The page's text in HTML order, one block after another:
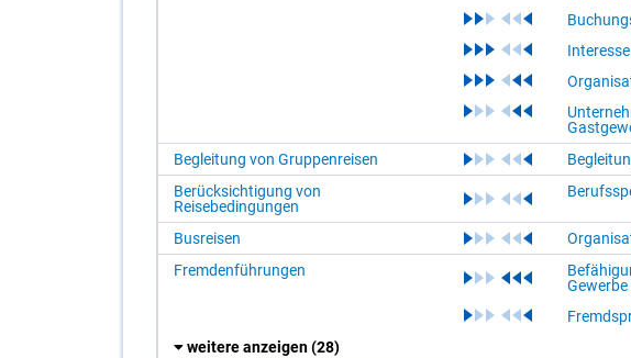
Begleitung von Gruppenreisen
Berücksichtigung von
Reisebedingungen
Busreisen
Fremdenführungen
weitere anzeigen(28)